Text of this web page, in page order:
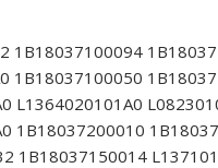
1B18037100094
1B18037100050
L1364020101A0
1B18037200010
1B18037150014